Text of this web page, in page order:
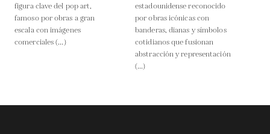
figura clave del pop art,
famoso por obras a gran
escala con imágenes
comerciales (...)
estadounidense reconocido
por obras icónicas con
banderas, dianas y símbolos
cotidianos que fusionan
abstracción y representación
(...)